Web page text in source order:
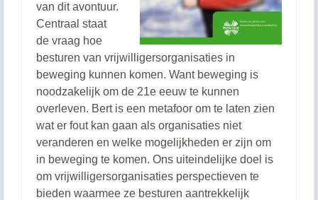
van dit avontuur.
Centraal staat
de vraag hoe
besturen van vrijwilligersorganisaties in
beweging kunnen komen. Want beweging is
noodzakelijk om de 21e eeuw te kunnen
overleven. Bert is een metafoor om te laten zien
wat er fout kan gaan als organisaties niet
veranderen en welke mogelijkheden er zijn om
in beweging te komen. Ons uiteindelijke doel is
om vrijwilligersorganisaties perspectieven te
bieden waarmee ze besturen aantrekkelijk